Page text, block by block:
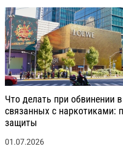
Что делать при обвинении
связанных с наркотиками:
защиты
01.07.2026